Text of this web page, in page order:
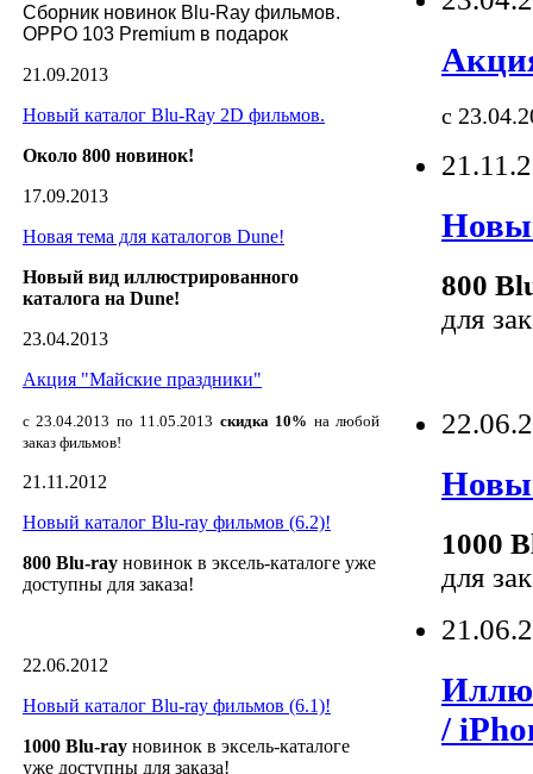
Сборник новинок Blu-Ray фильмов.
OPPO 103 Premium в подарок
21.09.2013
Новый каталог Blu-Ray 2D фильмов.
Около 800 новинок!
17.09.2013
Новая тема для каталогов Dune!
Новый вид иллюстрированного
каталога на Dune!
23.04.2013
Акция "Майские праздники"
с 23.04.2013 по 11.05.2013 скидка 10% на любой
заказ фильмов!
21.11.2012
Новый каталог Blu-ray фильмов (6.2)!
800 Blu-ray новинок в эксель-каталоге уже
доступны для заказа!
22.06.2012
Новый каталог Blu-ray фильмов (6.1)!
1000 Blu-ray новинок в эксель-каталоге
уже доступны для заказа!
с
800
для
1000
для
/